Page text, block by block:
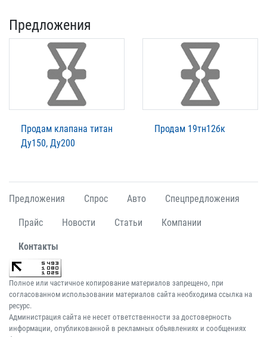
Предложения
Продам клапана титан
Ду150, Ду200
Продам 19тн12бк
Предложения Спрос Авто Спецпредложения
Прайс Новости Статьи Компании
Контакты
Полное или частичное копирование материалов запрещено, при
согласованном использовании материалов сайта необходима ссылка на
ресурс.
Администрация сайта не несет ответственности за достоверность
информации, опубликованной в рекламных объявлениях и сообщениях